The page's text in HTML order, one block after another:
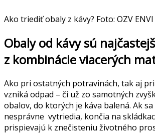
Ako triediť obaly z kávy? Foto: OZV ENVI
Obaly od kávy sú
z kombinácie viacerých
Ako pri ostatných potravinách, tak aj
vzniká odpad – či už zo samotných
obalov, do ktorých je káva balená. Ak
nesprávne vytriedia, končia na
prispievajú k znečisteniu životného